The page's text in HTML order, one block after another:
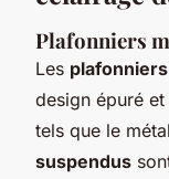
Plafonniers
Les
design épuré
tels que le
suspendus